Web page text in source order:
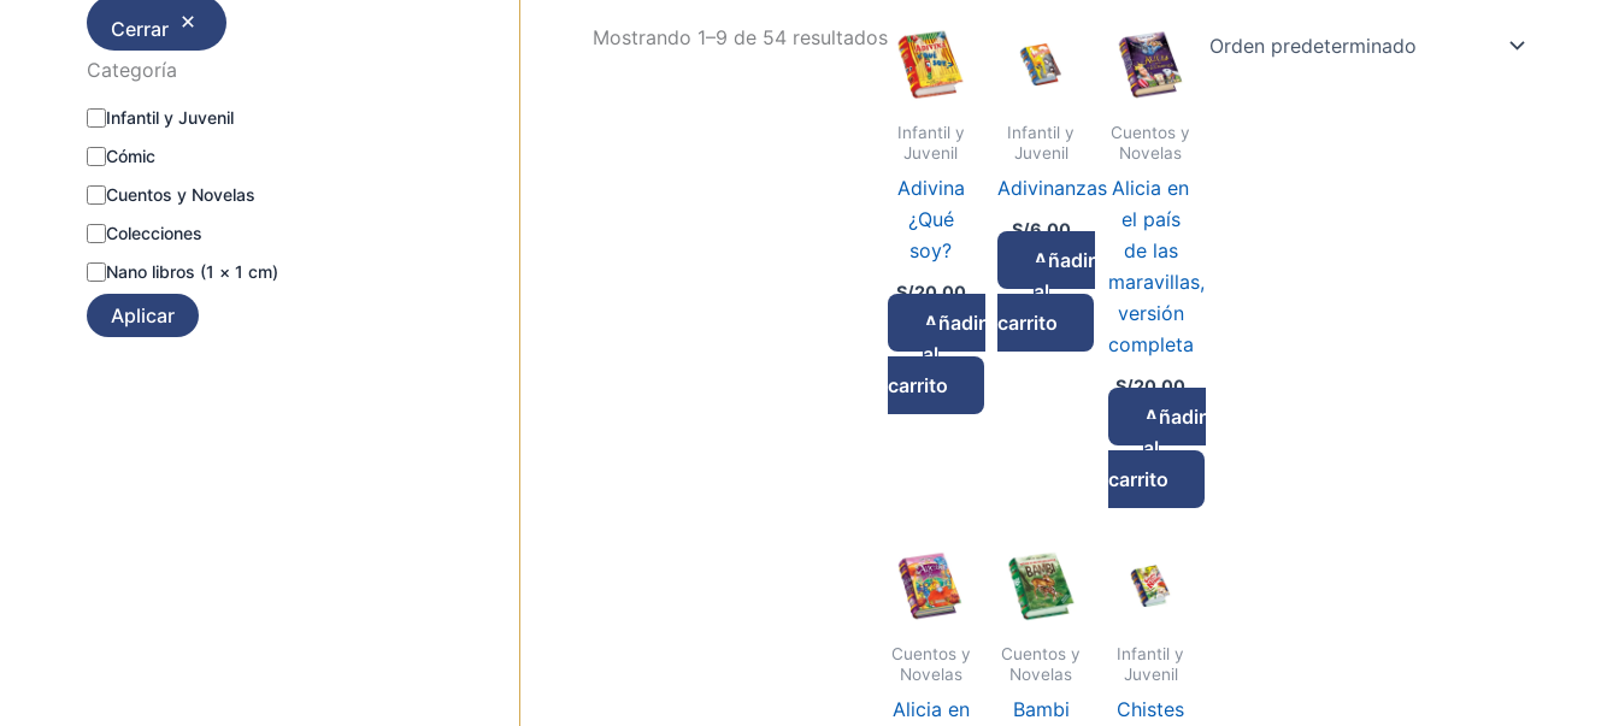
Cerrar
Categoría
Infantil y Juvenil
Cómic
Cuentos y Novelas
Colecciones
Nano libros (1 × 1 cm)
Aplicar
Mostrando 1–9 de 54 resultados
Infantil y
Juvenil
Adivina
¿Qué
soy?
S/20.00
Añadir
al
carrito
Infantil y
Juvenil
Adivinanzas
S/6.00
Añadir
al
carrito
Cuentos y
Novelas
Alicia en
el país
de las
maravillas,
versión
completa
S/20.00
Añadir
al
carrito
Cuentos y
Novelas
Alicia en
Cuentos y
Novelas
Bambi
Infantil y
Juvenil
Chistes